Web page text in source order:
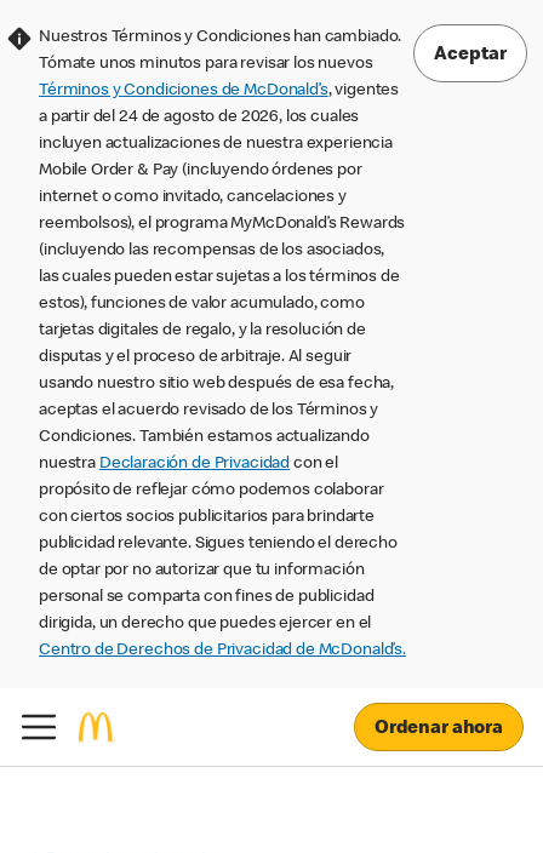
Nuestros Términos y Condiciones han cambiado.
Tómate unos minutos para revisar los nuevos
Términos y Condiciones de McDonald’s, vigentes
a partir del 24 de agosto de 2026, los cuales
incluyen actualizaciones de nuestra experiencia
Mobile Order & Pay (incluyendo órdenes por
internet o como invitado, cancelaciones y
reembolsos), el programa MyMcDonald’s Rewards
(incluyendo las recompensas de los asociados,
las cuales pueden estar sujetas a los términos de
estos), funciones de valor acumulado, como
tarjetas digitales de regalo, y la resolución de
disputas y el proceso de arbitraje. Al seguir
usando nuestro sitio web después de esa fecha,
aceptas el acuerdo revisado de los Términos y
Condiciones. También estamos actualizando
nuestra Declaración de Privacidad con el
propósito de reflejar cómo podemos colaborar
con ciertos socios publicitarios para brindarte
publicidad relevante. Sigues teniendo el derecho
de optar por no autorizar que tu información
personal se comparta con fines de publicidad
dirigida, un derecho que puedes ejercer en el
Centro de Derechos de Privacidad de McDonald’s.
Aceptar
Ordenar ahora